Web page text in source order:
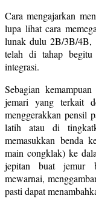
Cara mengajarkan
lupa lihat cara
lunak dulu 2B/3B/4B,
telah di tahap
integrasi.
Sebagian
jemari yang terkait
menggerakkan pensil
latih atau di
memasukkan benda
main congklak) ke
jepitan buat jemur
mewarnai,
pasti dapat